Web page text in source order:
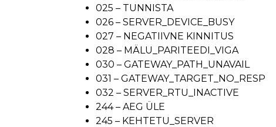
025 – TUNNISTA
026 – SERVER_DEVICE_BUSY
027 – NEGATIIVNE KINNITUS
028 – MÄLU_PARITEEDI_VIGA
030 – GATEWAY_PATH_UNAVAIL
031 – GATEWAY_TARGET_NO_RESP
032 – SERVER_RTU_INACTIVE
244 – AEG ÜLE
245 – KEHTETU_SERVER